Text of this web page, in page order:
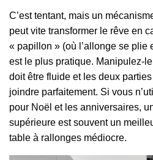
C’est tentant, mais un
peut vite transformer le rêve en
« papillon » (où l’allonge se plie
est le plus pratique. Manipulez-
doit être fluide et les deux
joindre parfaitement. Si vous
pour Noël et les anniversaires,
supérieure est souvent un
table à rallonges médiocre.